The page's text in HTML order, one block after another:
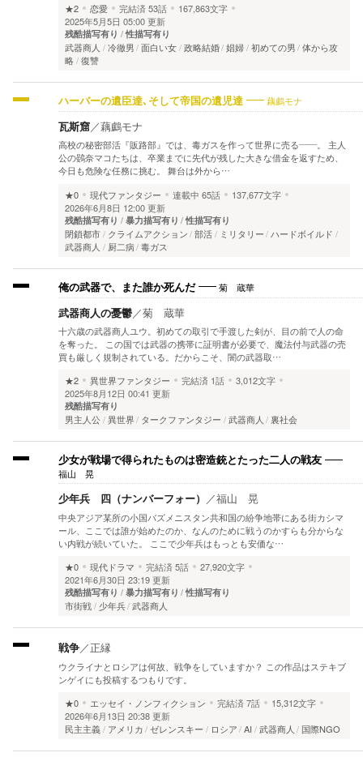
★2
恋愛 完結済53話
167,863文字
2025年5月5日 05:00 更新
残酷描写有り 性描写有り
武器商人 冷徹男 面白い女 政略結婚 娼婦 初めての男 体から攻
略 復讐
ハーバーの遺臣達､そして帝国の遺児達 藕鸕モナ
瓦斯窟／藕鸕モナ
高校の秘密部活『販路部』では、毒ガスを作って世界に売る――。 主人
公の鷃奈マコたちは、卒業までに先代が残した大きな借金を返すため、
今日も危険な任務に挑む。 舞台は外から…
★0
現代ファンタジー 連載中 65話
137,677文字
2026年6月8日 12:00 更新
残酷描写有り 暴力描写有り 性描写有り
閉鎖都市 クライムアクション 部活 ミリタリー ハードボイルド
武器商人
厨二病 毒ガス
俺の武器で、また誰か死んだ 菊 蔵華
武器商人の憂鬱／菊 蔵華
十六歳の武器商人ユウ。初めての取引で手渡した剣が、目の前で人の命
を奪った。 この国では武器の携帯に証明書が必要で、魔法付与武器の売
買も厳しく規制されている。だからこそ、闇の武器取…
★2
異世界ファンタジー 完結済 1話
3,012文字
2025年8月12日 00:41 更新
残酷描写有り
男主人公 異世界 タークファンタジー 武器商人 裏社会
少女が戦場で得られたものは密造銃とたった二人の戦友
福山 晃
少年兵 四（ナンバーフォー） ／福山 晃
中央アジア某所の小国バズメニスタン共和国の紛争地帯にある街カシマ
ール、ここでは誰が始めたのか、なんのために戦うのかすらも分からな
い内戦が続いていた。 ここで少年兵はもっとも安価な…
★0
現代ドラマ 完結済5話
27,920文字
2021年6月30日 23:19 更新
残酷描写有り 暴力描写有り 性描写有り
市街戦 少年兵 武器商人
戦争／正縁
ウクライナとロシアは何故、戦争をしていますか？ この作品はステキブ
ンゲイにも投稿するつもりです。
★0
エッセイ・ノンフィクション 完結済7話
15,312文字
2026年6月13日 20:38 更新
民主主義
アメリカ ゼレンスキー ロシア AI 武器商人 国際NGO